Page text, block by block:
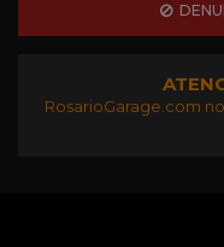
RosarioGarage.com